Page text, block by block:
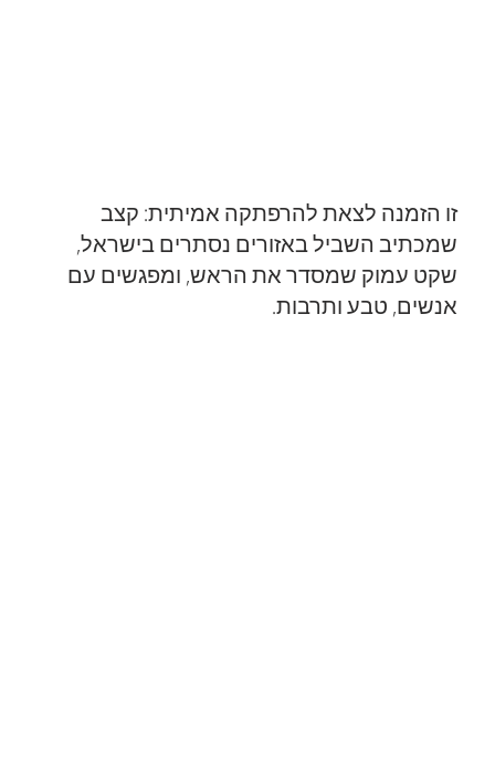
זו הזמנה לצאת להרפתקה אמיתית: קצב
שמכתיב השביל באזורים נסתרים בישראל,
שקט עמוק שמסדר את הראש, ומפגשים עם
אנשים, טבע ותרבות.